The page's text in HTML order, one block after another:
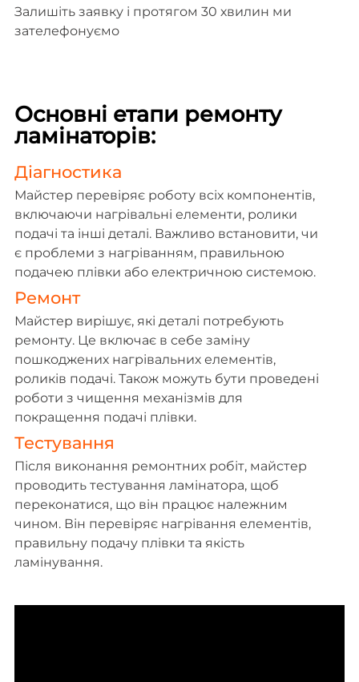
Залишіть заявку і протягом 30 хвилин ми
зателефонуємо
Основні етапи ремонту
ламінаторів:
Діагностика
Майстер перевіряє роботу всіх компонентів,
включаючи нагрівальні елементи, ролики
подачі та інші деталі. Важливо встановити, чи
є проблеми з нагріванням, правильною
подачею плівки або електричною системою.
Ремонт
Майстер вирішує, які деталі потребують
ремонту. Це включає в себе заміну
пошкоджених нагрівальних елементів,
роликів подачі. Також можуть бути проведені
роботи з чищення механізмів для
покращення подачі плівки.
Тестування
Після виконання ремонтних робіт, майстер
проводить тестування ламінатора, щоб
переконатися, що він працює належним
чином. Він перевіряє нагрівання елементів,
правильну подачу плівки та якість
ламінування.